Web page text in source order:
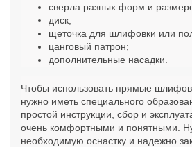
сверла разных форм и
диск;
щеточка для шлифовки или
цанговый патрон;
дополнительные насадки.
Чтобы использовать прямые
нужно иметь специального
простой инструкции, сбор и
очень комфортными и понятными.
необходимую оснастку и надежно